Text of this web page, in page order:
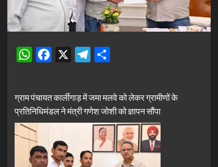
WhatsApp
Facebook
X Telegram
ग्राम पंचायत कार्लीगाड़ में जमा मलवे को लेकर ग्रामीणों के
प्रतिनिधिमंडल ने मंत्री गणेश जोशी को ज्ञापन सौंपा